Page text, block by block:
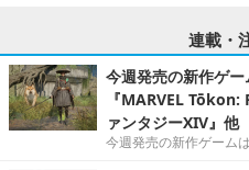
連載・
今週発売の新作ゲ
『MARVEL
ァンタジーXIV』他
今週発売の新作ゲームは